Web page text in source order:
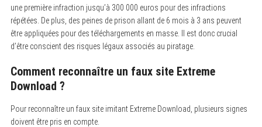
une première infraction jusqu’à 300 000 euros pour des infractions
répétées. De plus, des peines de prison allant de 6 mois à 3 ans peuvent
être appliquées pour des téléchargements en masse. Il est donc crucial
d’être conscient des risques légaux associés au piratage.
Comment reconnaître un faux site Extreme
Download ?
Pour reconnaître un faux site imitant Extreme Download, plusieurs signes
doivent être pris en compte.